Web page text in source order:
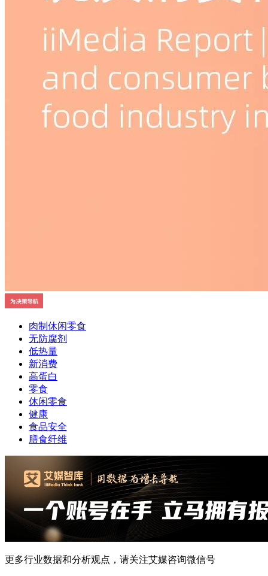
肉制休闲零食
无防腐剂
低热量
新消费
高蛋白
零食
休闲零食
健康
食品安全
膳食纤维
更多行业数据和分析观点，请关注艾媒咨询微信号